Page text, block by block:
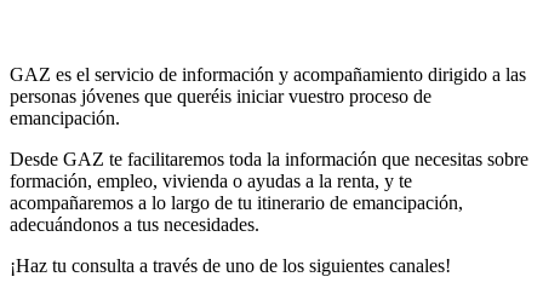
GAZ es el servicio de información y acompañamiento dirigido a las
personas jóvenes que queréis iniciar vuestro proceso de
emancipación.
Desde GAZ te facilitaremos toda la información que necesitas sobre
formación, empleo, vivienda o ayudas a la renta, y te
acompañaremos a lo largo de tu itinerario de emancipación,
adecuándonos a tus necesidades.
¡Haz tu consulta a través de uno de los siguientes canales!